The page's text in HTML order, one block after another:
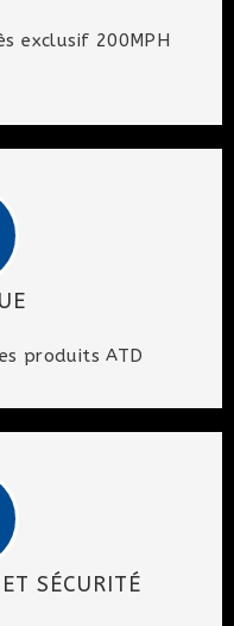
exclusif 200MPH
produits ATD
SÉCURITÉ